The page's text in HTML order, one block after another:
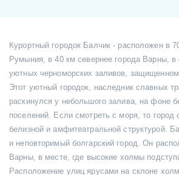
Курортный городок Балчик - расположен в
Румыния, в 40 км севернее города Варны,
уютных черноморских заливов,
Этот уютный городок, наследник славных
раскинулся у небольшого залива, на фоне
поселений. Если смотреть с моря, то город
белизной и амфитеатральной структурой.
и неповторимый болгарский город. Он
Варны, в месте, где высокие холмы
Расположение улиц ярусами на склоне